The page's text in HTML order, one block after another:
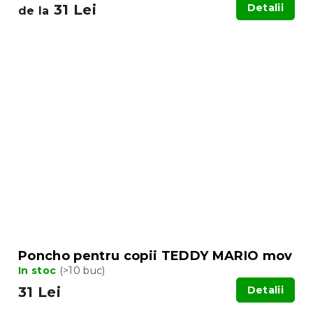
de la 31 Lei Detalii
Poncho pentru copii TEDDY MARIO mov
In stoc (>10 buc)
31 Lei Detalii